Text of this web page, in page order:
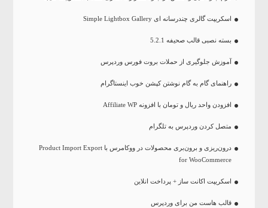
اسکریپت گالری چندرسانه ای Simple Lightbox Gallery
بسته نصبی قالب صحیفه 5.2.1
آموزش جلوگیری از حملات بروت فورس وردپرس
راهنمای گام به گام نوشتن کپشن خوب اینستاگرام
افزودن واحد ریال و تومان با افزونه Affiliate WP
متصل کردن وردپرس به تلگرام
درون‌ریزی و برون‌بری محصولات در ووکامرس با Product Import Export
for WooCommerce
اسکریپت اکانت ساز + پرداخت انلاین
قالب هاست من برای وردپرس